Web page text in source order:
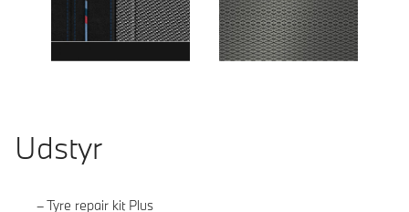
Udstyr
Tyre repair kit Plus